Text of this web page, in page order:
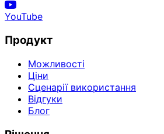
YouTube
Продукт
Можливості
Ціни
Сценарії використання
Відгуки
Блог